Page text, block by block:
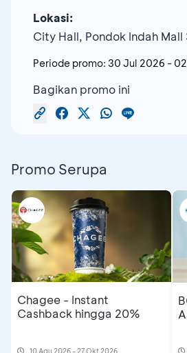
Lokasi:
City Hall, Pondok Indah Mall
Periode promo: 30 Jul 2026 -
Bagikan promo ini
Promo Serupa
Chagee - Instant
Cashback hingga 20%